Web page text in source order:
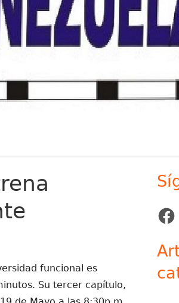
funcional es
Su tercer capítulo,